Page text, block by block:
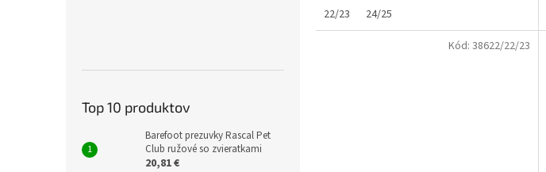
Top 10 produktov
Barefoot prezuvky Rascal Pet
Club ružové so zvieratkami
20,81 €
22/23
24/25
Kód: 38622/22/23